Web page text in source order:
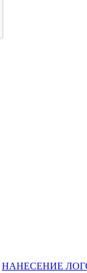
НАНЕСЕНИЕ